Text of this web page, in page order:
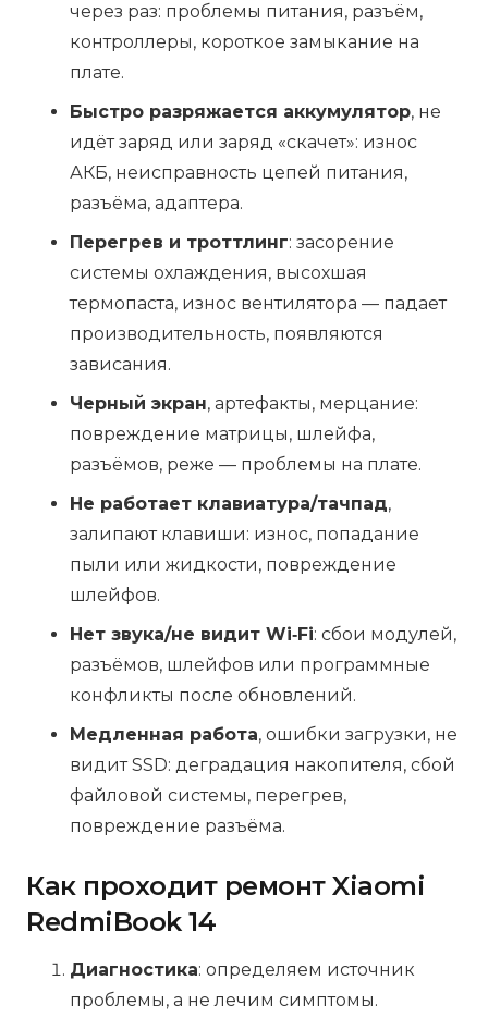
через раз: проблемы питания, разъём,
контроллеры, короткое замыкание на
плате.
Быстро разряжается аккумулятор, не
идёт заряд или заряд «скачет»: износ
АКБ, неисправность цепей питания,
разъёма, адаптера.
Перегрев и троттлинг: засорение
системы охлаждения, высохшая
термопаста, износ вентилятора — падает
производительность, появляются
зависания.
Черный экран, артефакты, мерцание:
повреждение матрицы, шлейфа,
разъёмов, реже — проблемы на плате.
Не работает клавиатура/тачпад,
залипают клавиши: износ, попадание
пыли или жидкости, повреждение
шлейфов.
Нет звука/не видит Wi‑Fi: сбои модулей,
разъёмов, шлейфов или программные
конфликты после обновлений.
Медленная работа, ошибки загрузки, не
видит SSD: деградация накопителя, сбой
файловой системы, перегрев,
повреждение разъёма.
Как проходит ремонт Xiaomi
RedmiBook 14
Диагностика: определяем источник
проблемы, а не лечим симптомы.